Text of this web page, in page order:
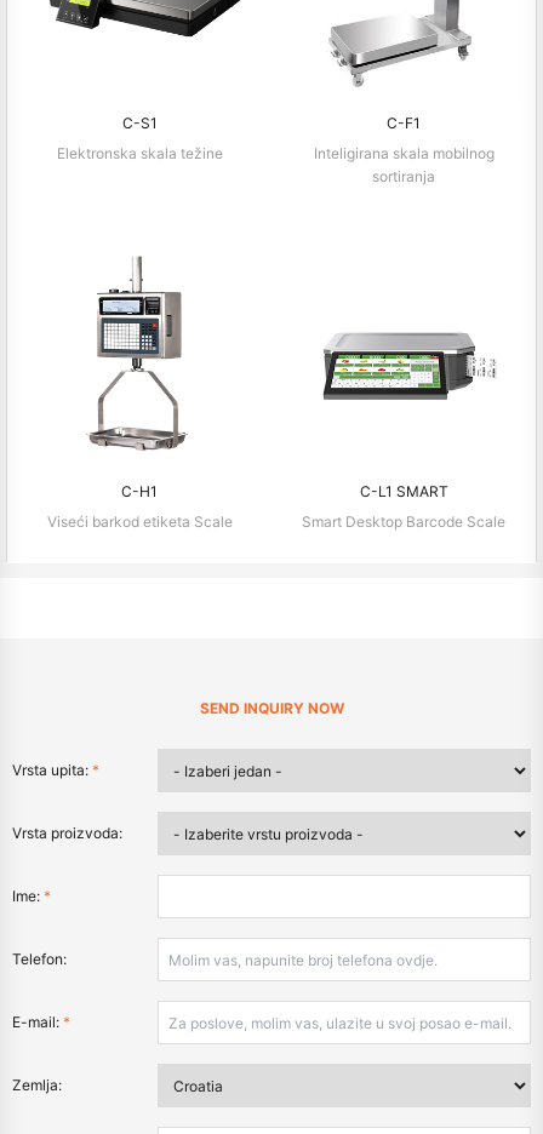
C-S1
Elektronska skala težine
C-F1
Inteligirana skala mobilnog
sortiranja
C-H1
Viseći barkod etiketa Scale
C-L1 SMART
Smart Desktop Barcode Scale
SEND INQUIRY NOW
Vrsta upita: *
Vrsta proizvoda:
Ime: *
Telefon:
E-mail: *
Zemlja: